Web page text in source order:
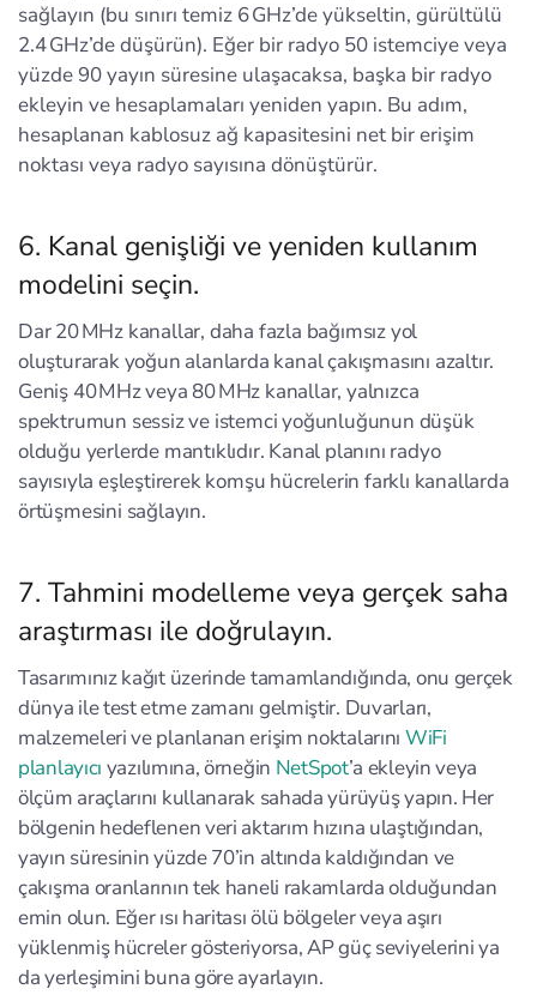
sağlayın (bu sınırı temiz 6 GHz’de yükseltin, gürültülü
2.4 GHz’de düşürün). Eğer bir radyo 50 istemciye veya
yüzde 90 yayın süresine ulaşacaksa, başka bir radyo
ekleyin ve hesaplamaları yeniden yapın. Bu adım,
hesaplanan kablosuz ağ kapasitesini net bir erişim
noktası veya radyo sayısına dönüştürür.
6. Kanal genişliği ve yeniden kullanım
modelini seçin.
Dar 20 MHz kanallar, daha fazla bağımsız yol
oluşturarak yoğun alanlarda kanal çakışmasını azaltır.
Geniş 40 MHz veya 80 MHz kanallar, yalnızca
spektrumun sessiz ve istemci yoğunluğunun düşük
olduğu yerlerde mantıklıdır. Kanal planını radyo
sayısıyla eşleştirerek komşu hücrelerin farklı kanallarda
örtüşmesini sağlayın.
7. Tahmini modelleme veya gerçek saha
araştırması ile doğrulayın.
Tasarımınız kağıt üzerinde tamamlandığında, onu gerçek
dünya ile test etme zamanı gelmiştir. Duvarları,
malzemeleri ve planlanan erişim noktalarını WiFi
planlayıcı yazılımına, örneğin NetSpot’a ekleyin veya
ölçüm araçlarını kullanarak sahada yürüyüş yapın. Her
bölgenin hedeflenen veri aktarım hızına ulaştığından,
yayın süresinin yüzde 70’in altında kaldığından ve
çakışma oranlarının tek haneli rakamlarda olduğundan
emin olun. Eğer ısı haritası ölü bölgeler veya aşırı
yüklenmiş hücreler gösteriyorsa, AP güç seviyelerini ya
da yerleşimini buna göre ayarlayın.